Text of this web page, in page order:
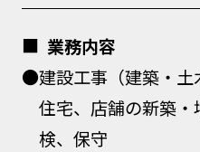
業務内容
●建設工事（建築・土
住宅、店舗の新築
検、保守